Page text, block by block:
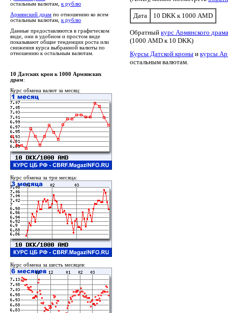
остальным валютам, к рублю
Армянский драм по отношению ко всем
остальным валютам, к рублю
Данные предоставляются в графическом
виде, они в удобном и простом виде
показывают общие тенденции роста или
снижения курса выбранной валюты по
отношению к остальным валютам.
Дата 10 DKK к 1000 AMD
Обратный курс Армянского
(1000 AMD к 10 DKK)
Курсы Датской кроны и курсы
остальным валютам.
10 Датских крон к 1000 Армянских
драм:
Курс обмена валют за месяц:
Курс обмена за три месяца:
Курс обмена за шесть месяцев: